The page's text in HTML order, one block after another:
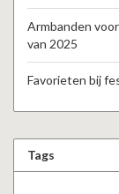
Armbanden
van 2025
Favorieten bij
Tags